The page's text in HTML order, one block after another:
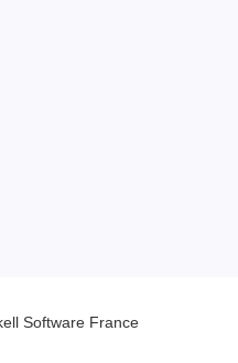
Software France